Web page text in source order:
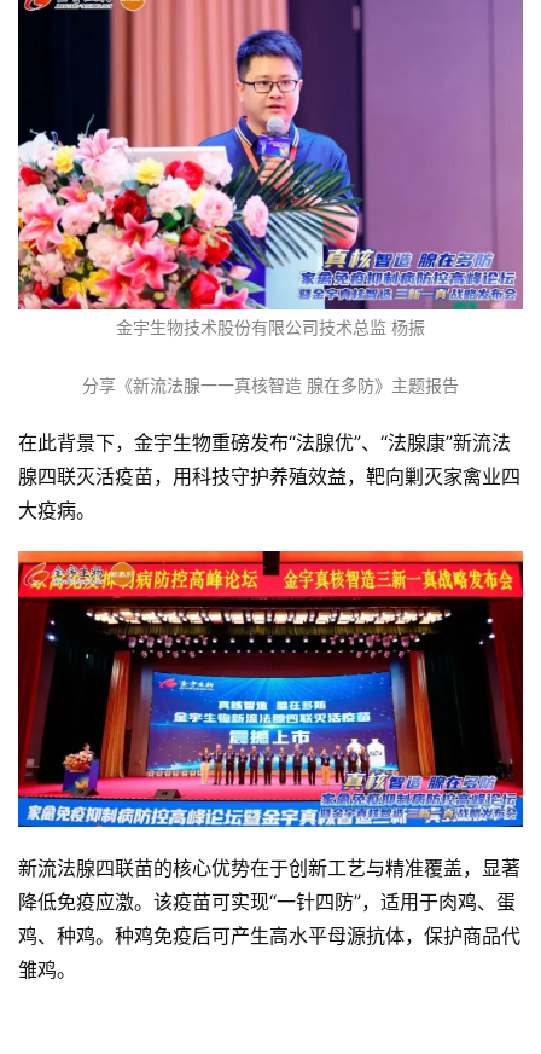
金宇生物技术股份有限公司技术总监 杨振
分享《新流法腺一一真核智造 腺在多防》主题报告
在此背景下，金宇生物重磅发布“法腺优”、“法腺康”新流法
腺四联灭活疫苗，用科技守护养殖效益，靶向剿灭家禽业四
大疫病。
新流法腺四联苗的核心优势在于创新工艺与精准覆盖，显著
降低免疫应激。该疫苗可实现“一针四防”，适用于肉鸡、蛋
鸡、种鸡。种鸡免疫后可产生高水平母源抗体，保护商品代
雏鸡。